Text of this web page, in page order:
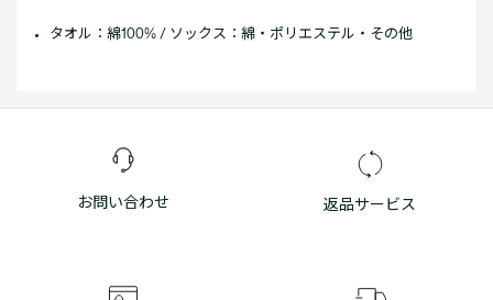
タオル：綿100% / ソックス：綿・ポリエステル・その他
お問い合わせ 返品サービス